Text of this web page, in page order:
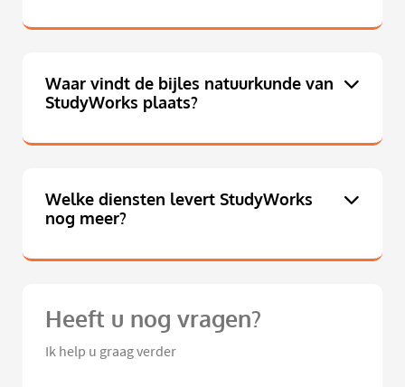
Waar vindt de bijles natuurkunde van
StudyWorks plaats?
Welke diensten levert StudyWorks
nog meer?
Heeft u nog vragen?
Ik help u graag verder